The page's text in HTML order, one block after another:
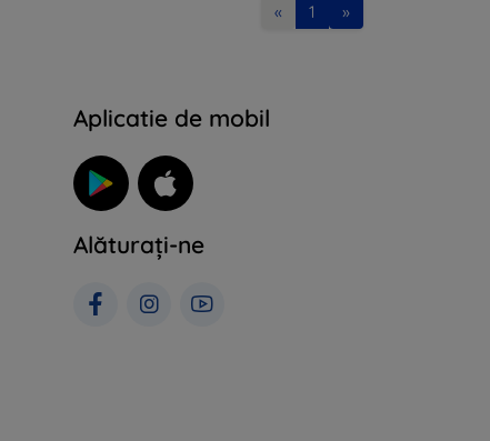
« 1 »
Aplicatie de mobil
Alăturați-ne